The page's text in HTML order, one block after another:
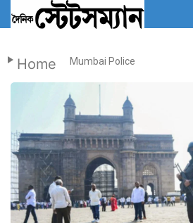
Home Mumbai Police